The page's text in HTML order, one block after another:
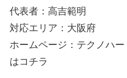
代表者：高吉範明
対応エリア：大阪府
ホームページ：テクノハ
はコチラ